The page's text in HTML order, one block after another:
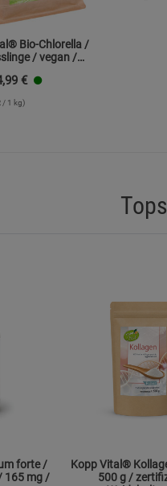
Bio-Chlorella /
/ vegan /
Qualität /
/ Ökologische
€
/ 1 kg)
forte /
165 mg /
Kopp Vital®
500 g /
Marketing
Beschreibung